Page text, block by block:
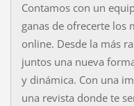
Contamos con un
ganas de ofrecerte los
online. Desde la más
juntos una nueva
y dinámica. Con una
una revista donde te